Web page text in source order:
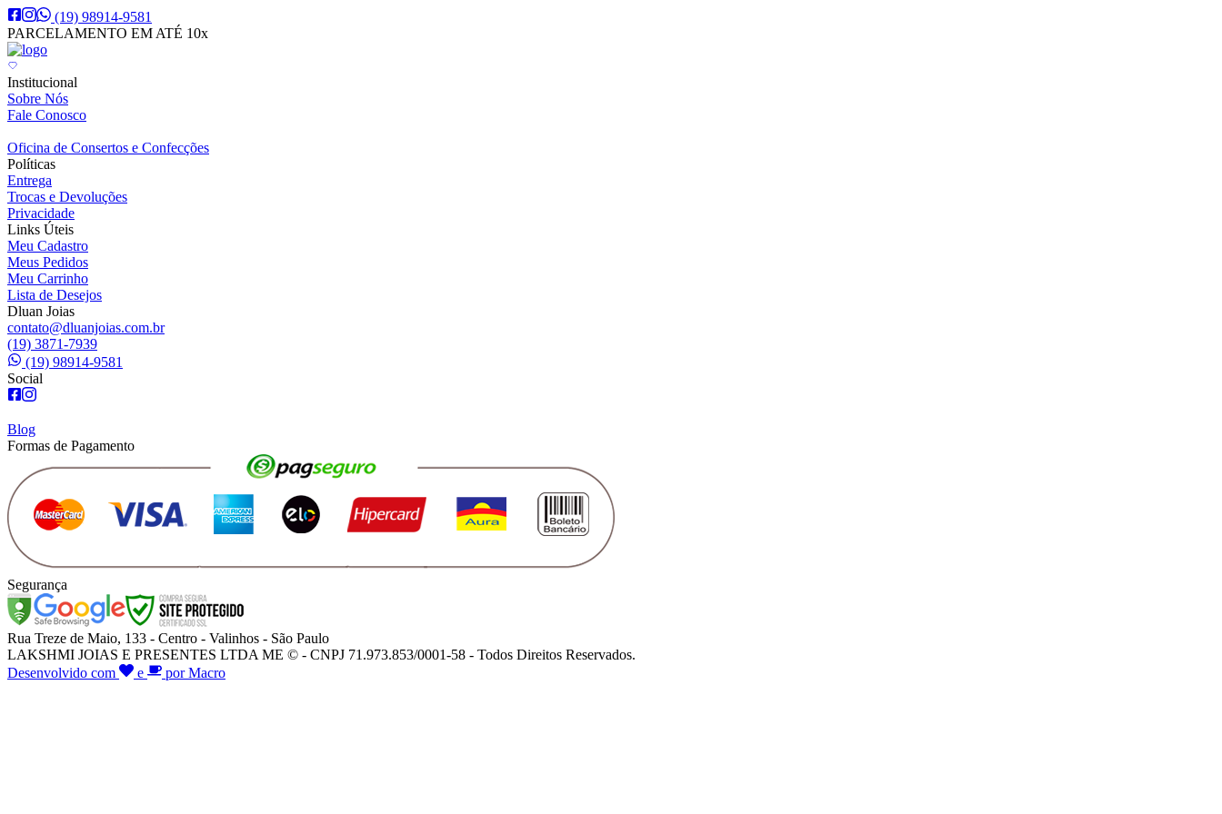
(19) 98914-9581
PARCELAMENTO EM ATÉ 10x
Institucional
Sobre Nós
Fale Conosco
Oficina de Consertos e Confecções
Políticas
Entrega
Trocas e Devoluções
Privacidade
Links Úteis
Meu Cadastro
Meus Pedidos
Meu Carrinho
Lista de Desejos
Dluan Joias
contato@dluanjoias.com.br
(19) 3871-7939
(19) 98914-9581
Social
Blog
Formas de Pagamento
Segurança
Rua Treze de Maio, 133 - Centro - Valinhos - São Paulo
LAKSHMI JOIAS E PRESENTES LTDA ME © - CNPJ 71.973.853/0001-58 - Todos Direitos Reservados.
Desenvolvido com
e por Macro